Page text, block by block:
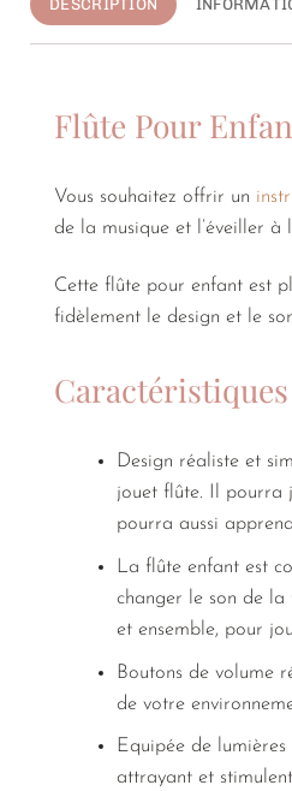
DESCRIPTION
Flûte Pour
Vous souhaitez offrir un
de la musique et l’éveiller
Cette flûte pour enfant est
fidèlement le design et le
Caractéristiques
Design réaliste et
jouet flûte. Il pourra
pourra aussi
La flûte enfant est
changer le son de la
et ensemble, pour
Boutons de volume
de votre
Equipée de
attrayant et